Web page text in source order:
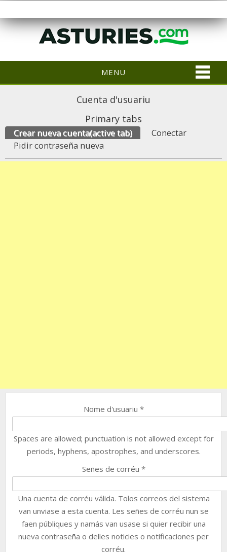
MENU
Cuenta d'usuariu
Primary tabs
Crear nueva cuenta(active tab)
Conectar
Pidir contraseña nueva
Nome d'usuariu *
Spaces are allowed; punctuation is not allowed except for
periods, hyphens, apostrophes, and underscores.
Señes de corréu *
Una cuenta de corréu válida. Tolos correos del sistema
van unviase a esta cuenta. Les señes de corréu nun se
faen públiques y namás van usase si quier recibir una
nueva contraseña o delles noticies o notificaciones per
corréu.